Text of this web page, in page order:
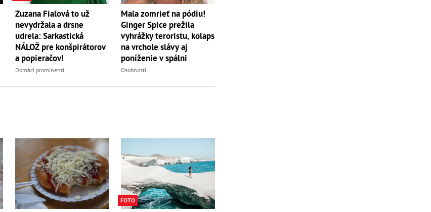
Zuzana Fialová to už
nevydržala a drsne
udrela: Sarkastická
NÁLOŽ pre konšpirátorov
a popieračov!
Domáci prominenti
Mala zomrieť na pódiu!
Ginger Spice prežila
vyhrážky teroristu, kolaps
na vrchole slávy aj
poníženie v spálni
Osobnosti
FOTO